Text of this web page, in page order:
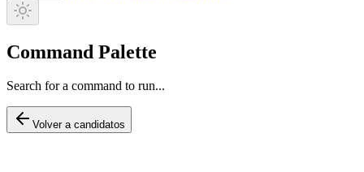
Command Palette
Search for a command to run...
Volver a candidatos